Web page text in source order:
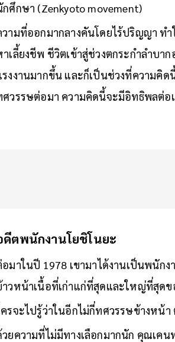
กศึกษา (Zenkyoto movement)
วามที่ออกมากลางคันโดยไร้ปริญญา ท
าเลี้ยงชีพ ชีวิตเข้าสู่ช่วงตกระกำลำบา
รงงานมากขึ้น และก็เป็นช่วงที่ความคิด
ศวรรษต่อมา ความคิดนี้จะมีอิทธิพลต่อ
ดีตพนักงานโยชิโนยะ
อมาในปี 1978 เขามาได้งานเป็นพนัก
าวหน้าเนื้อที่เก่าแก่ที่สุดและใหญ่ที่สุ
รจะไปรู้ว่าในอีกไม่กี่ทศวรรษข้างหน้
วยความที่ไม่มีทางเลือกมากนัก คุณเค